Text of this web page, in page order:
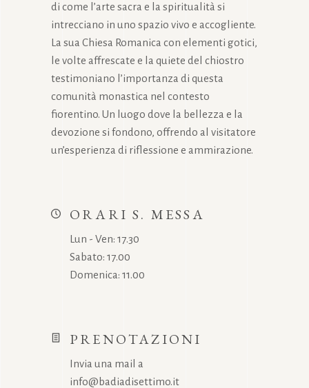
di come l’arte sacra e la spiritualità si
intrecciano in uno spazio vivo e accogliente.
La sua Chiesa Romanica con elementi gotici,
le volte affrescate e la quiete del chiostro
testimoniano l’importanza di questa
comunità monastica nel contesto
fiorentino. Un luogo dove la bellezza e la
devozione si fondono, offrendo al visitatore
un’esperienza di riflessione e ammirazione.
ORARI S. MESSA
Lun - Ven: 17.30
Sabato: 17.00
Domenica: 11.00
PRENOTAZIONI
Invia una mail a
info@badiadisettimo.it